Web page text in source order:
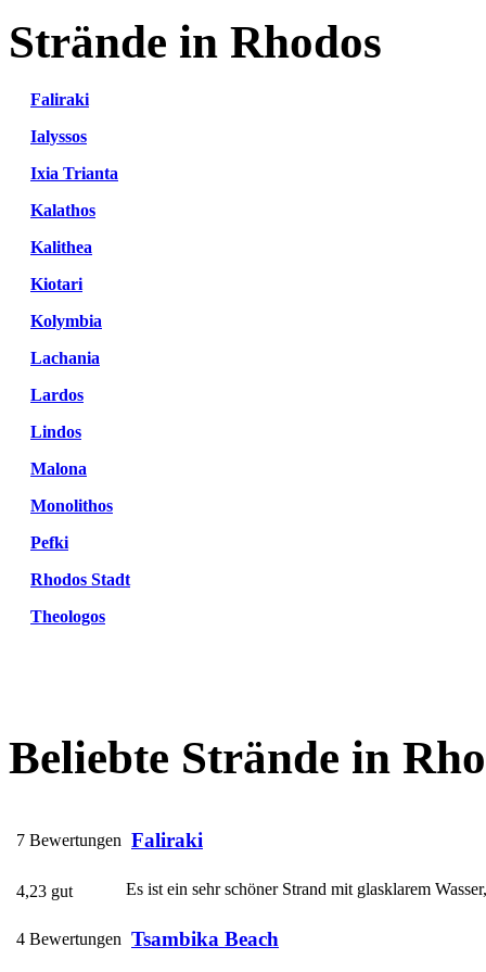
Strände in Rhodos
Faliraki
Ialyssos
Ixia Trianta
Kalathos
Kalithea
Kiotari
Kolymbia
Lachania
Lardos
Lindos
Malona
Monolithos
Pefki
Rhodos Stadt
Theologos
Beliebte Strände in
7 Bewertungen Faliraki
Es ist ein sehr schöner Strand mit glasklarem
4,23 gut
4 Bewertungen Tsambika Beach